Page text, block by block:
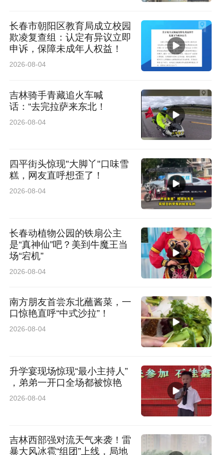
比赛当日家长一定携带身份证，儿童携带身份证
比赛当日家长一定携带身份证，儿童携带身份证
或户口本。
比赛当日家长一定携带身份证，儿童携带身份证
或户口本。
三、常见问题解答
答：开幕式结束后，在微信群发放
②赛前收到门票，是不是就相当于知道了自己的
答：只有个别点位需要门票，并不会知道全部路
③我和朋友一起报名，能否安排在同一条线路？
长春市朝阳区教育局成立校园
欺凌复查组：认定有异议立即
申诉，保障未成年人权益！
2026-08-04
吉林骑手青藏追火车喊
话：“去完拉萨来东北！
2026-08-04
四平街头惊现"大脚丫"口味雪
糕，网友直呼想歪了！
2026-08-04
长春动植物公园的铁扇公主
是“真神仙”吧？美到牛魔王当
场“宕机”
2026-08-04
南方朋友首尝东北蘸酱菜，一
口惊艳直呼“中式沙拉”！
2026-08-04
升学宴现场惊现“最小主持人”
，弟弟一开口全场都被惊艳
2026-08-04
吉林西部强对流天气来袭！雷
暴大风冰雹“组团”上线，局地